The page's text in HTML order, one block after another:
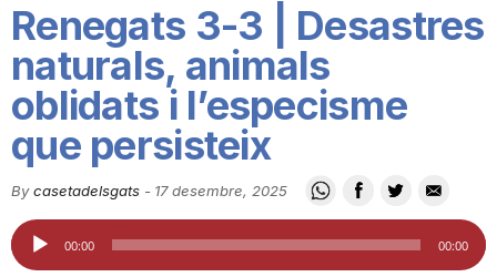
C
i
Renegats 3-3 | Desastres
naturals, animals
oblidats i l’especisme
que persisteix
By casetadelsgats - 17 desembre, 2025
Reproductor
d'àudio
00:00 00:00